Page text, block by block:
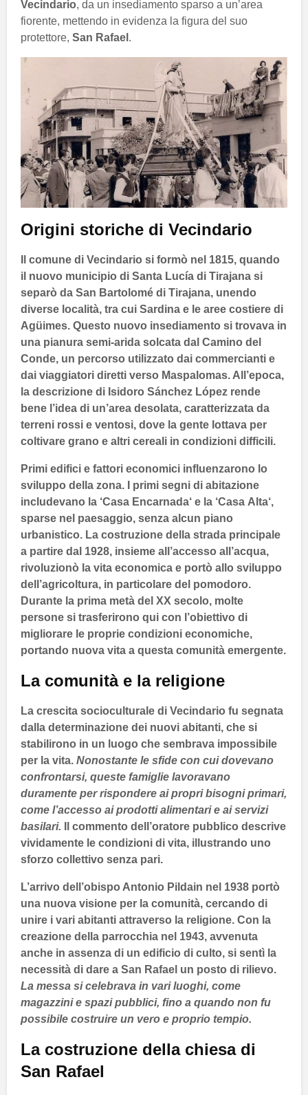
Vecindario, da un insediamento sparso a un’area
fiorente, mettendo in evidenza la figura del suo
protettore, San Rafael .
Origini storiche di Vecindario
Il comune di Vecindario si formò nel 1815, quando
il nuovo municipio di Santa Lucía di Tirajana si
separò da San Bartolomé di Tirajana, unendo
diverse località, tra cui Sardina e le aree costiere di
Agüimes. Questo nuovo insediamento si trovava in
una pianura semi-arida solcata dal Camino del
Conde, un percorso utilizzato dai commercianti e
dai viaggiatori diretti verso Maspalomas. All’epoca,
la descrizione di Isidoro Sánchez López rende
bene l’idea di un’area desolata, caratterizzata da
terreni rossi e ventosi, dove la gente lottava per
coltivare grano e altri cereali in condizioni difficili.
Primi edifici e fattori economici influenzarono lo
sviluppo della zona. I primi segni di abitazione
includevano la ‘Casa Encarnada‘ e la ‘Casa Alta‘,
sparse nel paesaggio, senza alcun piano
urbanistico. La costruzione della strada principale
a partire dal 1928, insieme all’accesso all’acqua,
rivoluzionò la vita economica e portò allo sviluppo
dell’agricoltura, in particolare del pomodoro.
Durante la prima metà del XX secolo, molte
persone si trasferirono qui con l’obiettivo di
migliorare le proprie condizioni economiche,
portando nuova vita a questa comunità emergente.
La comunità e la religione
La crescita socioculturale di Vecindario fu segnata
dalla determinazione dei nuovi abitanti, che si
stabilirono in un luogo che sembrava impossibile
per la vita. Nonostante le sfide con cui dovevano
confrontarsi, queste famiglie lavoravano
duramente per rispondere ai propri bisogni primari,
come l’accesso ai prodotti alimentari e ai servizi
basilari. Il commento dell’oratore pubblico descrive
vividamente le condizioni di vita, illustrando uno
sforzo collettivo senza pari.
L’arrivo dell’obispo Antonio Pildain nel 1938 portò
una nuova visione per la comunità, cercando di
unire i vari abitanti attraverso la religione. Con la
creazione della parrocchia nel 1943, avvenuta
anche in assenza di un edificio di culto, si sentì la
necessità di dare a San Rafael un posto di rilievo.
La messa si celebrava in vari luoghi, come
magazzini e spazi pubblici, fino a quando non fu
possibile costruire un vero e proprio tempio.
La costruzione della chiesa di
San Rafael